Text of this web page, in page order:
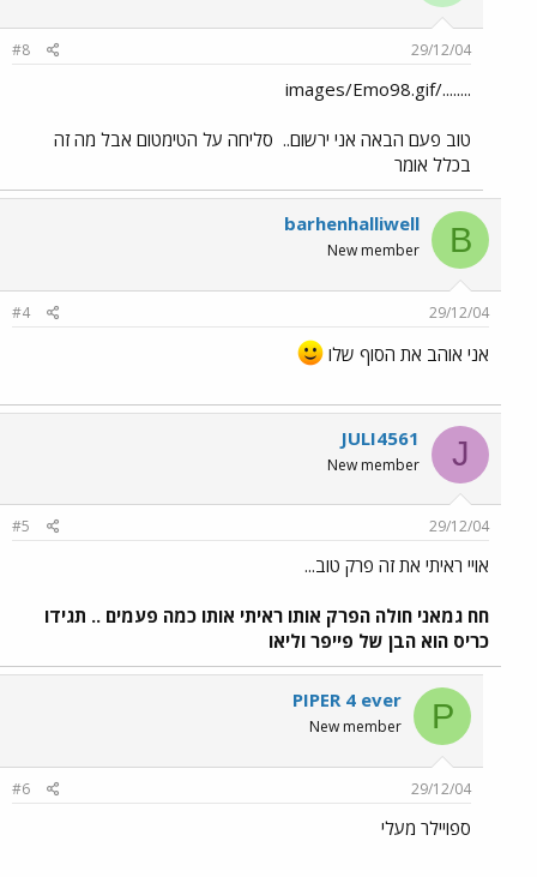
29/12/04
#8
......../images/Emo98.gif
טוב פעם הבאה אני ירשום.. סליחה על הטימטום אבל מה זה
בכלל אומר
B
barhenhalliwell
New member
29/12/04
#4
אני אוהב את הסוף שלו
J
JULI4561
New member
29/12/04
#5
אויי ראיתי את זה פרק טוב...
חח גמאני חולה הפרק אותו ראיתי אותו כמה פעמים .. תגידו
כריס הוא הבן של פייפר וליאו
P
PIPER 4 ever
New member
29/12/04
#6
ספויילר מעלי